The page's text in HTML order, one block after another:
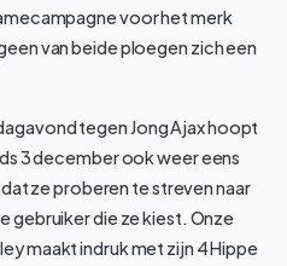
voor het merk
van beide ploegen zich een
tegen Jong Ajax hoopt
3 december ook weer eens
ze proberen te streven naar
gebruiker die ze kiest. Onze
maakt indruk met zijn 4 Hippe